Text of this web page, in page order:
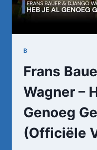
B
Frans
Wagner –
Genoeg
(Officiële